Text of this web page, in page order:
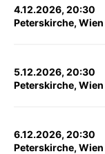
4.12.2026, 20:30
Peterskirche, Wien
5.12.2026, 20:30
Peterskirche, Wien
6.12.2026, 20:30
Peterskirche, Wien